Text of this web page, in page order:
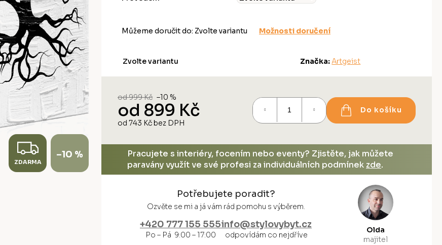
Můžeme doručit do: Zvolte variantu Možnosti doručení
Zvolte variantu Značka: Artgeist
od 999 Kč –10 %
od 899 Kč
od 743 Kčbez DPH
Do košíku
Pracujete s interiéry, focením nebo eventy? Zjistěte, jak můžete
paravány využít ve své profesi za individuálních podmínek zde.
Potřebujete poradit?
Ozvěte se mi a já vám rád pomohu s výběrem.
+420 777 155 555
Po – Pá 9:00 – 17:00
info@stylovybyt.cz
odpovídám co nejdříve
Olda
majitel
Z
D
ZDARMA
–10 %